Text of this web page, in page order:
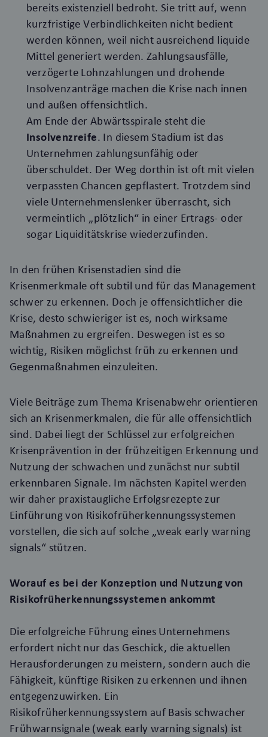
bereits existenziell bedroht. Sie tritt auf, wenn
kurzfristige Verbindlichkeiten nicht bedient
werden können, weil nicht ausreichend liquide
Mittel generiert werden. Zahlungsausfälle,
verzögerte Lohnzahlungen und drohende
Insolvenzanträge machen die Krise nach innen
und außen offensichtlich.
Am Ende der Abwärtsspirale steht die
Insolvenzreife. In diesem Stadium ist das
Unternehmen zahlungsunfähig oder
überschuldet. Der Weg dorthin ist oft mit vielen
verpassten Chancen gepflastert. Trotzdem sind
viele Unternehmenslenker überrascht, sich
vermeintlich „plötzlich“ in einer Ertrags- oder
sogar Liquiditätskrise wiederzufinden.
In den frühen Krisenstadien sind die
Krisenmerkmale oft subtil und für das Management
schwer zu erkennen. Doch je offensichtlicher die
Krise, desto schwieriger ist es, noch wirksame
Maßnahmen zu ergreifen. Deswegen ist es so
wichtig, Risiken möglichst früh zu erkennen und
Gegenmaßnahmen einzuleiten.
Viele Beiträge zum Thema Krisenabwehr orientieren
sich an Krisenmerkmalen, die für alle offensichtlich
sind. Dabei liegt der Schlüssel zur erfolgreichen
Krisenprävention in der frühzeitigen Erkennung und
Nutzung der schwachen und zunächst nur subtil
erkennbaren Signale. Im nächsten Kapitel werden
wir daher praxistaugliche Erfolgsrezepte zur
Einführung von Risikofrüherkennungssystemen
vorstellen, die sich auf solche „weak early warning
signals“ stützen.
Worauf es bei der Konzeption und Nutzung von
Risikofrüherkennungssystemen ankommt
Die erfolgreiche Führung eines Unternehmens
erfordert nicht nur das Geschick, die aktuellen
Herausforderungen zu meistern, sondern auch die
Fähigkeit, künftige Risiken zu erkennen und ihnen
entgegenzuwirken. Ein
Risikofrüherkennungssystem auf Basis schwacher
Frühwarnsignale (weak early warning signals) ist